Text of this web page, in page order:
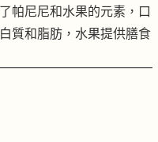
帕尼尼和水果的元素，口
質和脂肪，水果提供膳食